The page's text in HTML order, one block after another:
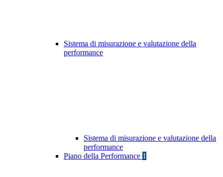
Sistema di misurazione e valutazione della
performance
Sistema di misurazione e valutazione della
performance
Piano della Performance 1